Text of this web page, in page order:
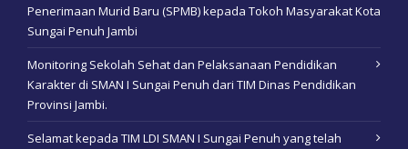
Penerimaan Murid Baru (SPMB) kepada Tokoh Masyarakat Kota
Sungai Penuh Jambi
Monitoring Sekolah Sehat dan Pelaksanaan Pendidikan
Karakter di SMAN I Sungai Penuh dari TIM Dinas Pendidikan
Provinsi Jambi.
Selamat kepada TIM LDI SMAN I Sungai Penuh yang telah